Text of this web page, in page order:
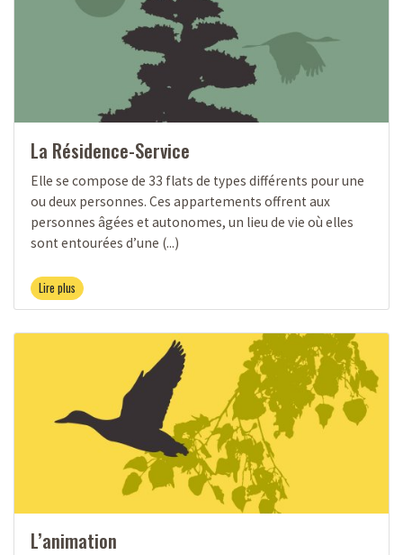
La Résidence-Service
Elle se compose de 33 flats de types différents pour une
ou deux personnes. Ces appartements offrent aux
personnes âgées et autonomes, un lieu de vie où elles
sont entourées d’une (...)
Lire plus
L’animation